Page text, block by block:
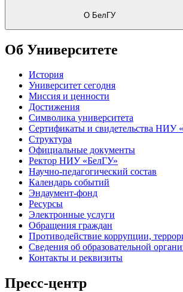
О БелГУ
Об Университете
История
Университет сегодня
Миссия и ценности
Достижения
Символика университета
Сертификаты и свидетельства НИУ
Структура
Официальные документы
Ректор НИУ «БелГУ»
Научно-педагогический состав
Календарь событий
Эндаумент-фонд
Ресурсы
Электронные услуги
Обращения граждан
Противодействие коррупции,
Сведения об образовательной
Контакты и реквизиты
Пресс-центр